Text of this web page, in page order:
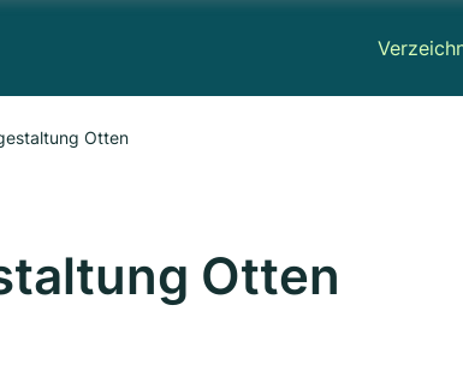
Otten
Otten